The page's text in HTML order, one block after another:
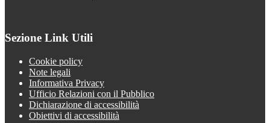
Sezione Link Utili
Cookie policy
Note legali
Informativa Privacy
Ufficio Relazioni con il Pubblico
Dichiarazione di accessibilità
Obiettivi di accessibilità